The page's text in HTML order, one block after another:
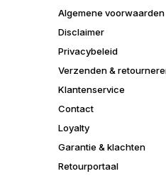
Algemene voorwaarden
Disclaimer
Privacybeleid
Verzenden &
Klantenservice
Contact
Loyalty
Garantie & klachten
Retourportaal